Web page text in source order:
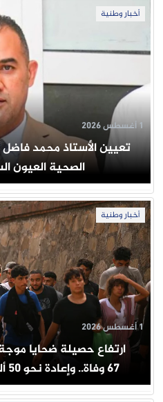
أخبار وطنية
تعيين الأستاذ محمد
الصحية العيون
1 أغسطس 2026
أخبار وطنية
ارتفاع حصيلة ضحايا
67 وفاة.. وإعادة نحو 50 ألف شخص إلى المغرب
1 أغسطس 2026